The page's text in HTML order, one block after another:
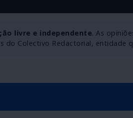
livre e independente. As
do Colectivo Redactorial, entidade